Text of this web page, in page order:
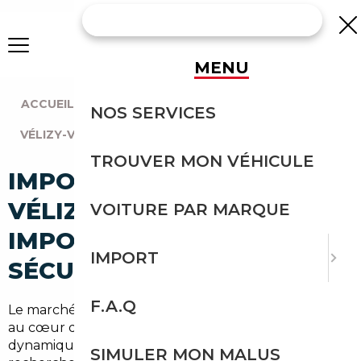
ACCUEIL AGENCE PARIS
VÉLIZY-VILLACOUBLAY (78140)
IMPORT VOITURE À
VÉLIZY-VILLACOUBLAY :
IMPORTEZ EN TOUTE
SÉCURITÉ
Le marché automobile autour de Vélizy-Villacoublay,
au cœur des
dynamique : professionals, familles et navetteurs
MENU
NOS SERVICES
TROUVER MON VÉHICULE
VOITURE PAR MARQUE
IMPORT
F.A.Q
SIMULER MON MALUS